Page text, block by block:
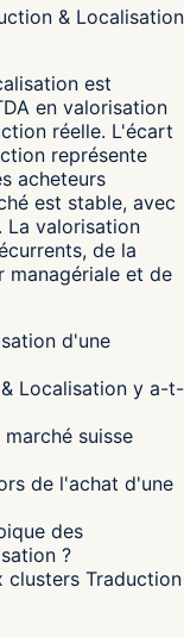
& Localisation
est
en valorisation
réelle. L'écart
représente
acheteurs
est stable, avec
La valorisation
de la
et de
d'une
Localisation y a-t-
suisse
de l'achat d'une
des
?
clusters Traduction